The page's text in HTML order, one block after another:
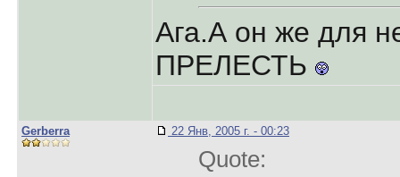
Ага.А он же для
ПРЕЛЕСТЬ
Gerberra 22 Янв, 2005 г. - 00:23
Quote: